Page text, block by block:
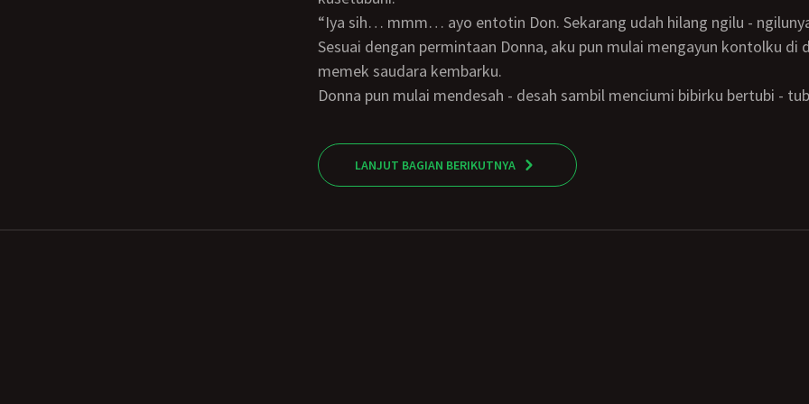
“Iya sih… mmm… ayo entotin Don. Sekarang udah hilang ngilu -
Sesuai dengan permintaan Donna, aku pun mulai mengayun kontolku di dalam liang
memek saudara kembarku.
Donna pun mulai mendesah - desah sambil menciumi bibirku bertubi -
LANJUT BAGIAN BERIKUTNYA